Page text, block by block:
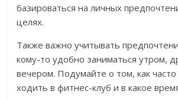
базироваться на личных
целях.
Также важно учитывать
кому-то удобно заниматься утром,
вечером. Подумайте о том, как
ходить в фитнес-клуб и в какое